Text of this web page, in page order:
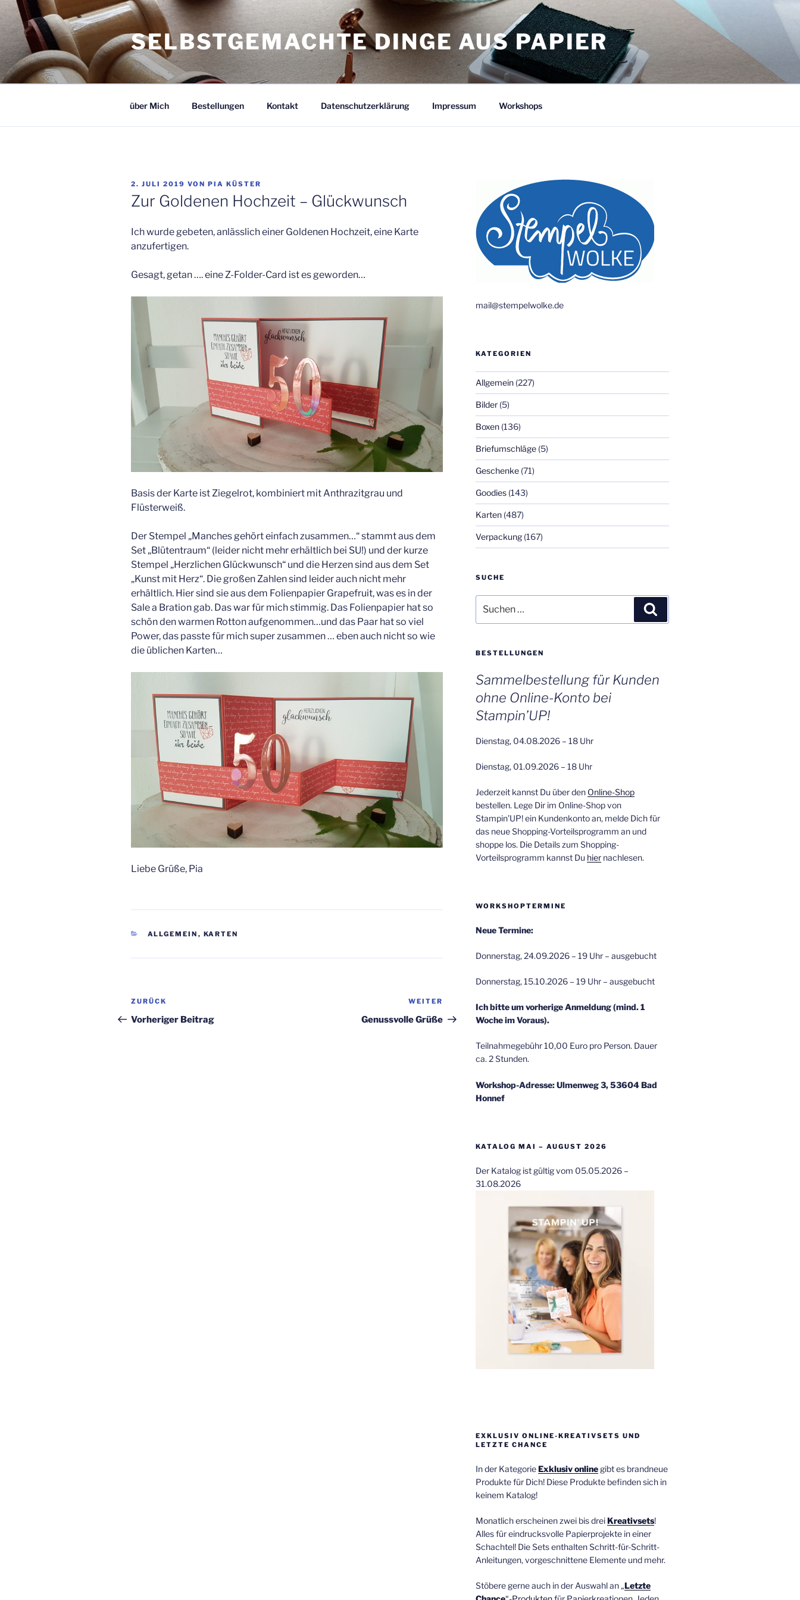
Zum
Inhalt
springen
SELBSTGEMACHTE DINGE AUS PAPIER
über Mich Bestellungen Kontakt Datenschutzerklärung Impressum Workshops
VERÖFFENTLICHT
AM
2. JULI 2019 VON PIA KÜSTER
Zur Goldenen Hochzeit – Glückwunsch
Ich wurde gebeten, anlässlich einer Goldenen Hochzeit, eine Karte
anzufertigen.
Gesagt, getan …. eine Z-Folder-Card ist es geworden…
Basis der Karte ist Ziegelrot, kombiniert mit Anthrazitgrau und
Flüsterweiß.
Der Stempel „Manches gehört einfach zusammen…“ stammt aus dem
Set „Blütentraum“ (leider nicht mehr erhältlich bei SU!) und der kurze
Stempel „Herzlichen Glückwunsch“ und die Herzen sind aus dem Set
„Kunst mit Herz“. Die großen Zahlen sind leider auch nicht mehr
erhältlich. Hier sind sie aus dem Folienpapier Grapefruit, was es in der
Sale a Bration gab. Das war für mich stimmig. Das Folienpapier hat so
schön den warmen Rotton aufgenommen…und das Paar hat so viel
Power, das passte für mich super zusammen … eben auch nicht so wie
die üblichen Karten…
Liebe Grüße, Pia
KATEGORIEN
ALLGEMEIN , KARTEN
Beitragsnavigation
Vorheriger
Beitrag
ZURÜCK
Vorheriger Beitrag
Nächster
Beitrag
WEITER
Genussvolle Grüße
mail@stempelwolke.de
KATEGORIEN
Allgemein(227)
Bilder(5)
Boxen(136)
Briefumschläge(5)
Geschenke(71)
Goodies(143)
Karten(487)
Verpackung(167)
SUCHE
nach:
BESTELLUNGEN
Sammelbestellung für Kunden
ohne Online-Konto bei
Stampin’UP!
Dienstag, 04.08.2026 – 18 Uhr
Dienstag, 01.09.2026 – 18 Uhr
Jederzeit kannst Du über den Online-Shop
bestellen. Lege Dir im Online-Shop von
Stampin’UP! ein Kundenkonto an, melde Dich für
das neue Shopping-Vorteilsprogramm an und
shoppe los. Die Details zum Shopping-
Vorteilsprogramm kannst Du hiernachlesen.
WORKSHOPTERMINE
Neue Termine:
Donnerstag, 24.09.2026 – 19 Uhr – ausgebucht
Donnerstag, 15.10.2026 – 19 Uhr – ausgebucht
Ich bitte um vorherige Anmeldung (mind. 1
Woche im Voraus).
Teilnahmegebühr 10,00 Euro pro Person. Dauer
ca. 2 Stunden.
Workshop-Adresse: Ulmenweg 3, 53604 Bad
Honnef
KATALOG MAI – AUGUST 2026
Der Katalog ist gültig vom 05.05.2026 –
31.08.2026
EXKLUSIV ONLINE-KREATIVSETS UND
LETZTE CHANCE
In der KategorieExklusiv onlinegibt es brandneue
Produkte für Dich! Diese Produkte befinden sich in
keinem Katalog!
Monatlich erscheinen zwei bis drei Kreativsets!
Alles für eindrucksvolle Papierprojekte in einer
Schachtel! Die Sets enthalten Schritt-für-Schritt-
Anleitungen, vorgeschnittene Elemente und mehr.
Stöbere gerne auch in der Auswahl an „Letzte